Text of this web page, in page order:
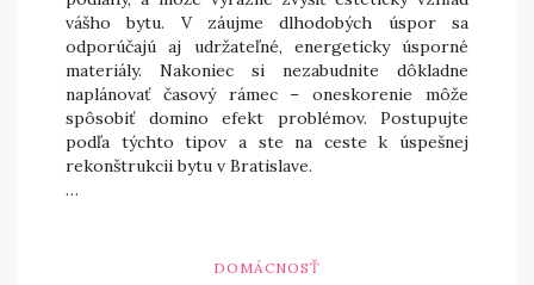
vášho bytu. V záujme dlhodobých úspor sa
odporúčajú aj udržateľné, energeticky úsporné
materiály. Nakoniec si nezabudnite dôkladne
naplánovať časový rámec – oneskorenie môže
spôsobiť domino efekt problémov. Postupujte
podľa týchto tipov a ste na ceste k úspešnej
rekonštrukcii bytu v Bratislave.
…
DOMÁCNOSŤ